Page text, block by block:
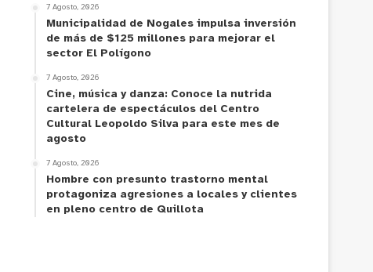
7 Agosto, 2026
Municipalidad de Nogales impulsa inversión
de más de $125 millones para mejorar el
sector El Polígono
7 Agosto, 2026
Cine, música y danza: Conoce la nutrida
cartelera de espectáculos del Centro
Cultural Leopoldo Silva para este mes de
agosto
7 Agosto, 2026
Hombre con presunto trastorno mental
protagoniza agresiones a locales y clientes
en pleno centro de Quillota